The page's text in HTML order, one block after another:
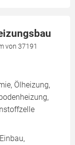
von 37191
Ölheizung,